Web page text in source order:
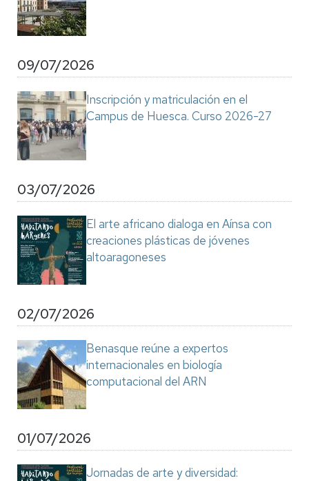
09/07/2026
Inscripción y matriculación en el
Campus de Huesca. Curso 2026-27
03/07/2026
El arte africano dialoga en Aínsa con
creaciones plásticas de jóvenes
altoaragoneses
02/07/2026
Benasque reúne a expertos
internacionales en biología
computacional del ARN
01/07/2026
Jornadas de arte y diversidad: